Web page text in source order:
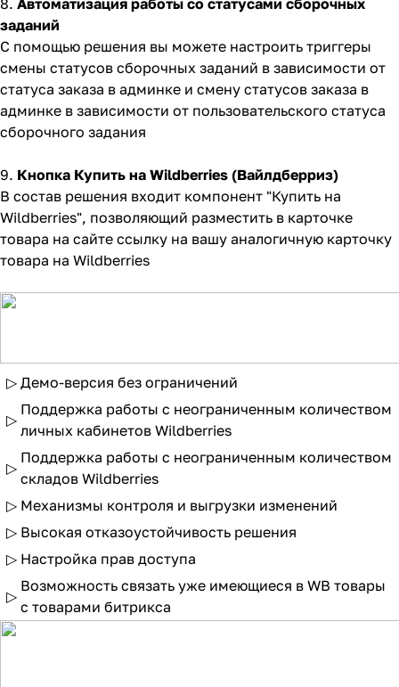
8. Автоматизация работы со статусами сборочных
заданий
С помощью решения вы можете настроить триггеры
смены статусов сборочных заданий в зависимости от
статуса заказа в админке и смену статусов заказа в
админке в зависимости от пользовательского статуса
сборочного задания
9. Кнопка Купить на Wildberries (Вайлдберриз)
В состав решения входит компонент "Купить на
Wildberries", позволяющий разместить в карточке
товара на сайте ссылку на вашу аналогичную карточку
товара на Wildberries
▷ Демо-версия без ограничений
▷
Поддержка работы с неограниченным количеством
личных кабинетов Wildberries
▷
Поддержка работы с неограниченным количеством
складов Wildberries
▷ Механизмы контроля и выгрузки изменений
▷ Высокая отказоустойчивость решения
▷ Настройка прав доступа
▷
Возможность связать уже имеющиеся в WB товары
с товарами битрикса